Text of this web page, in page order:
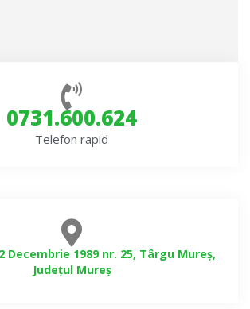
0731.600.624
Telefon rapid
Decembrie 1989 nr. 25, Târgu Mureș,
Județul Mureș